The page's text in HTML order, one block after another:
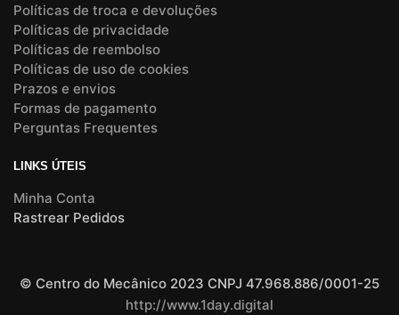
Políticas de troca e devoluções
Políticas de privacidade
Políticas de reembolso
Políticas de uso de cookies
Prazos e envios
Formas de pagamento
Perguntas Frequentes
LINKS ÚTEIS
Minha Conta
Rastrear Pedidos
© Centro do Mecânico 2023 CNPJ 47.968.886/0001-25
http://www.1day.digital